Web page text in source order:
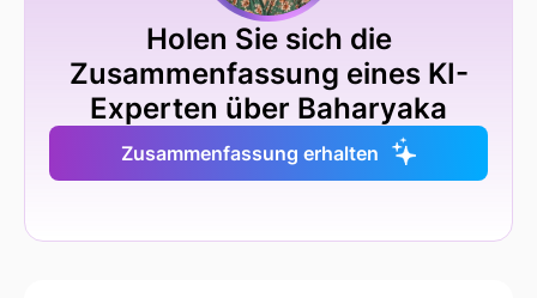
Holen Sie sich die
Zusammenfassung eines KI-
Experten über Baharyaka
Zusammenfassung erhalten